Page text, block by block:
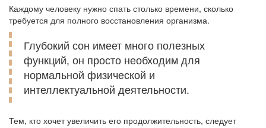
Каждому человеку нужно спать столько времени, сколько
требуется для полного восстановления организма.
Глубокий сон имеет много полезных
функций, он просто необходим для
нормальной физической и
интеллектуальной деятельности.
Тем, кто хочет увеличить его продолжительность, следует